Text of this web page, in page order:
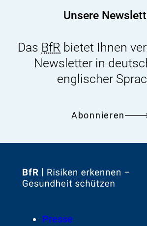
Unsere
Das BfR bietet Ihnen
Newsletter in
englischer
Abonnieren
Zur
FooterPresse